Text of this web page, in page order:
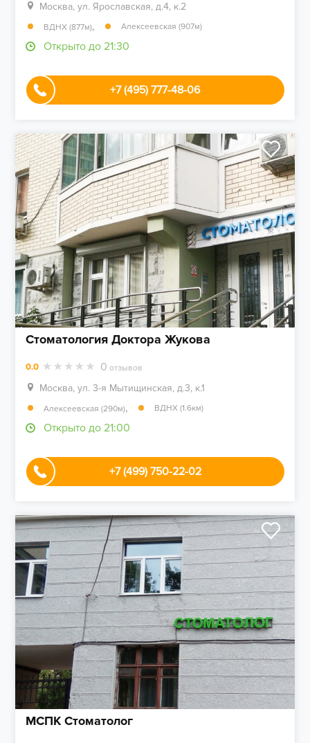
Москва, ул. Ярославская, д.4, к.2
ВДНХ (877м), Алексеевская (907м)
Открыто до 21:30
+7 (495) 777-48-06
Стоматология Доктора Жукова
0.0 0 отзывов
Москва, ул. 3-я Мытищинская, д.3, к.1
Алексеевская (290м), ВДНХ (1.6км)
Открыто до 21:00
+7 (499) 750-22-02
МСПК Стоматолог